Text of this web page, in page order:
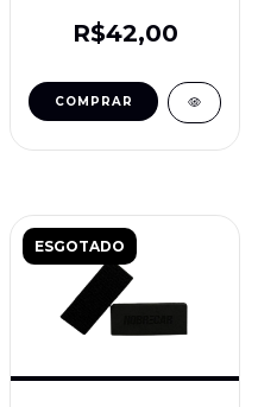
R$42,00
ESGOTADO